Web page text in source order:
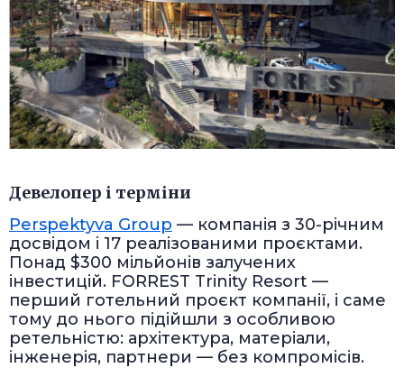
Девелопер і терміни
Perspektyva Group — компанія з 30-річним
досвідом і 17 реалізованими проєктами.
Понад $300 мільйонів залучених
інвестицій. FORREST Trinity Resort —
перший готельний проєкт компанії, і саме
тому до нього підійшли з особливою
ретельністю: архітектура, матеріали,
інженерія, партнери — без компромісів.